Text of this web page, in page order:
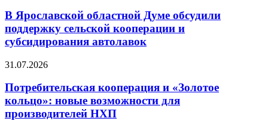
В Ярославской областной Думе обсудили
поддержку сельской кооперации и
субсидирования автолавок
31.07.2026
Потребительская кооперация и «Золотое
кольцо»: новые возможности для
производителей НХП